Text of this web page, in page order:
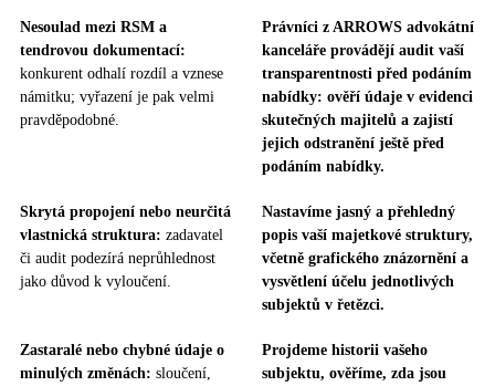
Nesoulad mezi RSM a
tendrovou dokumentací:
konkurent odhalí rozdíl a vznese
námitku; vyřazení je pak velmi
pravděpodobné.
Právníci z ARROWS advokátní
kanceláře provádějí audit vaší
transparentnosti před podáním
nabídky: ověří údaje v evidenci
skutečných majitelů a zajistí
jejich odstranění ještě před
podáním nabídky.
Skrytá propojení nebo neurčitá
vlastnická struktura: zadavatel
či audit podezírá neprůhlednost
jako důvod k vyloučení.
Nastavíme jasný a přehledný
popis vaší majetkové struktury,
včetně grafického znázornění a
vysvětlení účelu jednotlivých
subjektů v řetězci.
Zastaralé nebo chybné údaje o
minulých změnách: sloučení,
Projdeme historii vašeho
subjektu, ověříme, zda jsou